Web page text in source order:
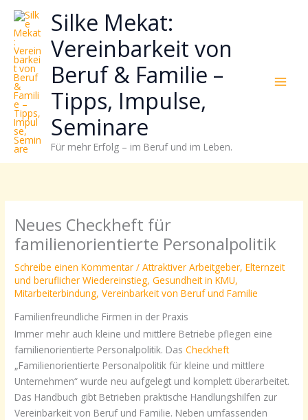
Zum
Inhalt
springen
Silke Mekat:
Vereinbarkeit von
Beruf & Familie –
Tipps, Impulse,
Seminare
Für mehr Erfolg – im Beruf und im Leben.
Neues Checkheft für
familienorientierte Personalpolitik
Schreibe einen Kommentar /Attraktiver Arbeitgeber,Elternzeit
und beruflicher Wiedereinstieg,Gesundheit in KMU,
Mitarbeiterbindung,Vereinbarkeit von Beruf und Familie
Familienfreundliche Firmen in der Praxis
Immer mehr auch kleine und mittlere Betriebe pflegen eine
familienorientierte Personalpolitik. DasCheckheft
„Familienorientierte Personalpolitik für kleine und mittlere
Unternehmen“ wurde neu aufgelegt und komplett überarbeitet.
Das Handbuch gibt Betrieben praktische Handlungshilfen zur
Vereinbarkeit von Beruf und Familie. Neben umfassenden
wie
sich
Stress
reduzieren
Energie
gezielter
einsetzen
lässt?
Einfach